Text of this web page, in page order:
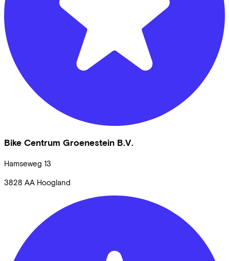
Bike Centrum Groenestein B.V.
Hamseweg 13
3828 AA Hoogland